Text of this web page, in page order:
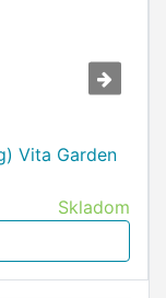
Vita Garden
Skladom